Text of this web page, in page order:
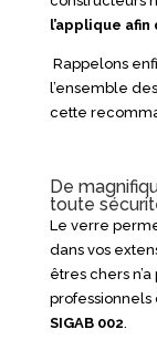
l’applique
Rappelons
l’ensemble
cette
De
toute
Le verre
dans vos
êtres chers
SIGAB 002